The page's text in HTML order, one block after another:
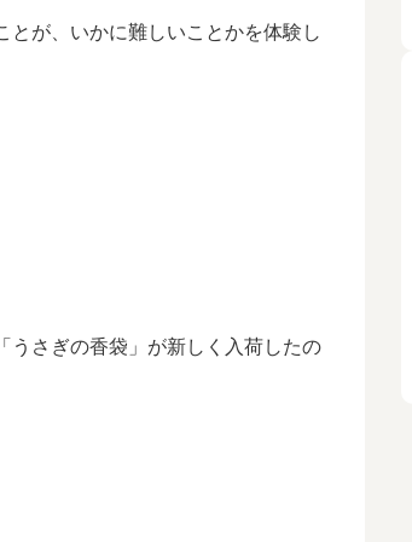
とが、いかに難しいことかを体験し
うさぎの香袋」が新しく入荷したの